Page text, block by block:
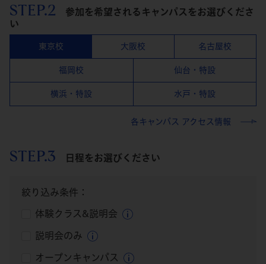
STEP.2
参加を希望されるキャンパスをお選びくださ
い
各キャンパス アクセス情報
東京校 大阪校 名古屋校
福岡校 仙台・特設
横浜・特設 水戸・特設
STEP.3 日程をお選びください
絞り込み条件：
体験クラス&説明会
説明会のみ
オープンキャンパス